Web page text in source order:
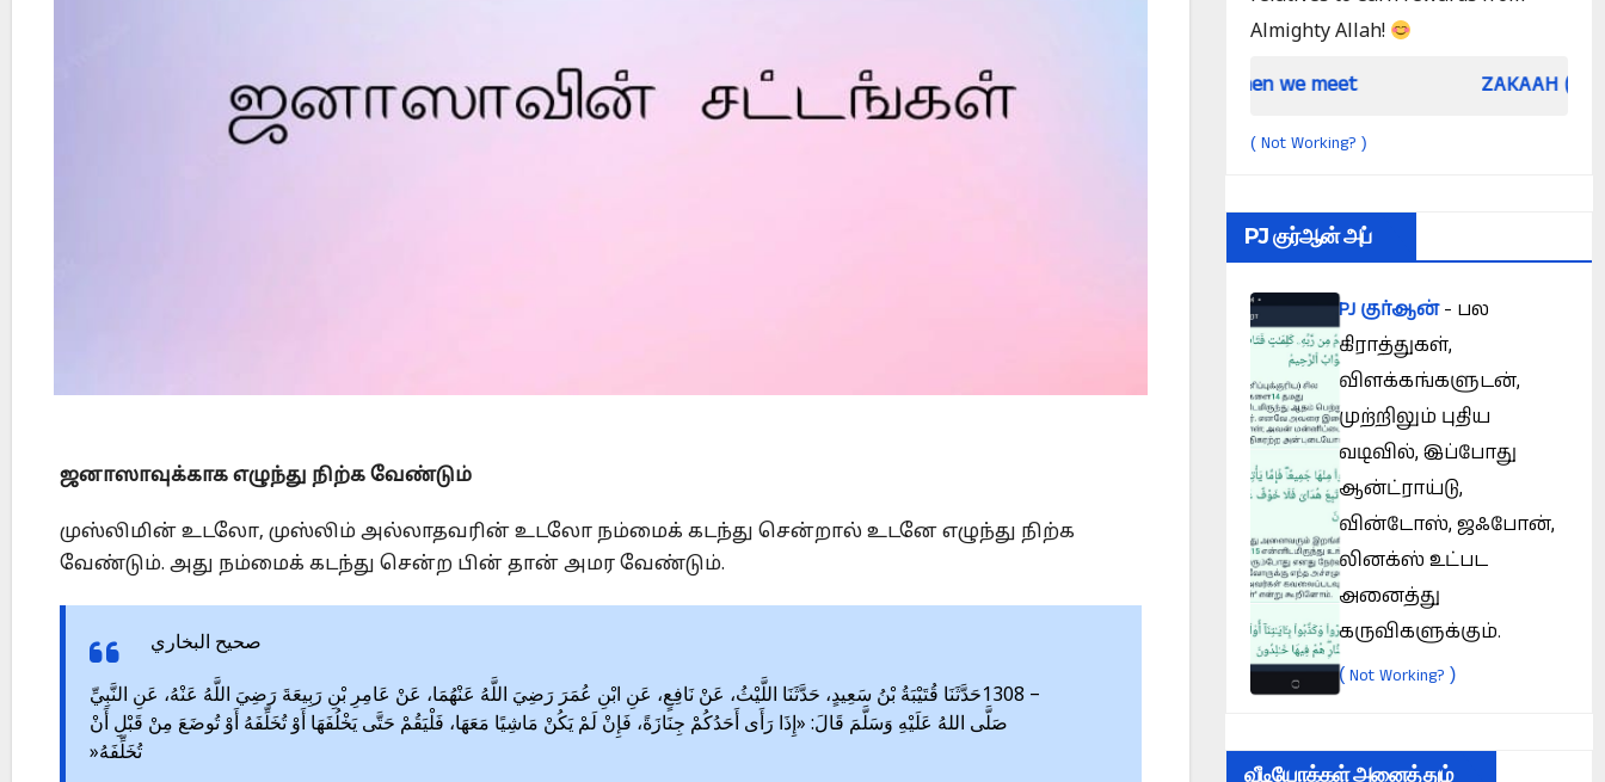
ஜனாஸாவுக்காக எழுந்து நிற்க வேண்டும்
முஸ்லிமின் உடலோ, முஸ்லிம் அல்லாதவரின் உடலோ ‎நம்மைக் கடந்து சென்றால் உடனே எழுந்து நிற்க
வேண்டும். ‎அது நம்மைக் கடந்து சென்ற பின் தான் அமர வேண்டும்.‎
صحيح البخاري
‎1308 – ‎حَدَّثَنَا قُتَيْبَةُ بْنُ سَعِيدٍ، حَدَّثَنَا اللَّيْثُ، عَنْ نَافِعٍ، عَنِ ابْنِ عُمَرَ رَضِيَ اللَّهُ عَنْهُمَا، عَنْ عَامِرِ بْنِ رَبِيعَةَ رَضِيَ اللَّهُ ‏عَنْهُ، عَنِ النَّبِيِّ
صَلَّى اللهُ عَلَيْهِ وَسَلَّمَ قَالَ: «إِذَا رَأَى أَحَدُكُمْ جِنَازَةً، فَإِنْ لَمْ يَكُنْ مَاشِيًا مَعَهَا، فَلْيَقُمْ حَتَّى يَخْلُفَهَا أَوْ تُخَلِّفَهُ ‏أَوْ تُوضَعَ مِنْ قَبْلِ أَنْ
تُخَلِّفَهُ‎»‎
Almighty Allah!
Did Jesus Resurrect on Sunday or Monday? Is Prophet Muhammad superior to Jesus? When we meet ZAKAAH (In the light of
( Not Working? )
PJ குர்ஆன் அப்
PJ குர்ஆன்- பல
கிராத்துகள்,
விளக்கங்களுடன்,
முற்றிலும் புதிய
வடிவில், இப்போது
ஆன்ட்ராய்டு,
வின்டோஸ், ஜஃபோன்,
லினக்ஸ் உட்பட
அனைத்து
கருவிகளுக்கும்.
(Not Working? )
வீடியோக்கள் அனைத்தும்